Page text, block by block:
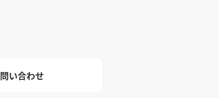
い合わせ